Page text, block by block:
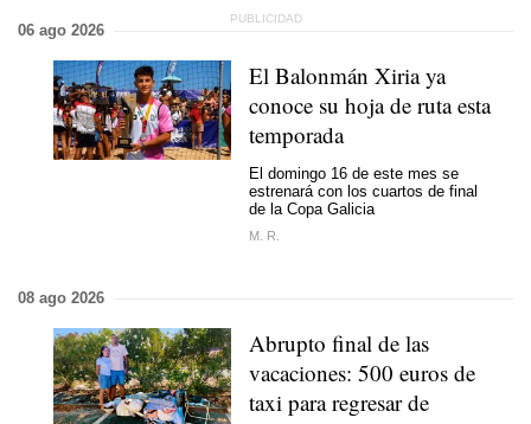
06 ago 2026
El Balonmán Xiria ya
conoce su hoja de ruta esta
temporada
El domingo 16 de este mes se
estrenará con los cuartos de final
de la Copa Galicia
M. R.
08 ago 2026
Abrupto final de las
vacaciones: 500 euros de
taxi para regresar de